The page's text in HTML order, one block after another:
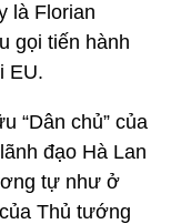
là Florian
gọi tiến hành
EU.
“Dân chủ” của
đạo Hà Lan
tự như ở
Thủ tướng